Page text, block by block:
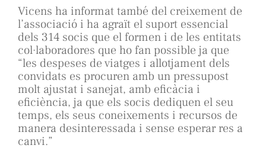
Vicens ha informat també del creixement de
l’associació i ha agraït el suport essencial
dels 314 socis que el formen i de les entitats
col·laboradores que ho fan possible ja que
“les despeses de viatges i allotjament dels
convidats es procuren amb un pressupost
molt ajustat i sanejat, amb eficàcia i
eficiència, ja que els socis dediquen el seu
temps, els seus coneixements i recursos de
manera desinteressada i sense esperar res a
canvi.”